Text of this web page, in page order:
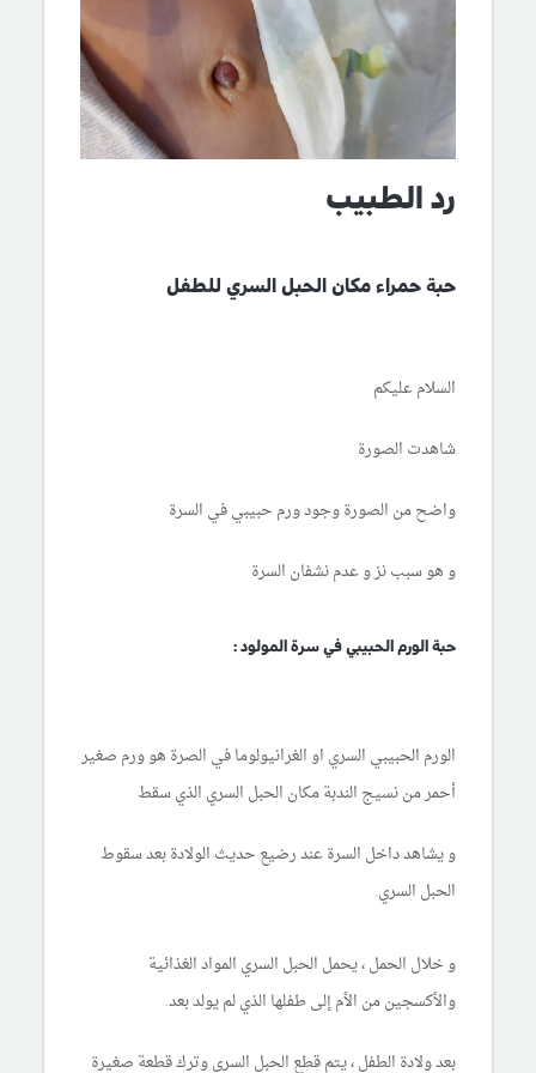
رد الطبيب
حبة حمراء مكان الحبل السري للطفل
السلام عليكم
شاهدت الصورة
واضح من الصورة وجود ورم حبيبي في السرة
و هو سبب نز و عدم نشفان السرة
حبة الورم الحبيبي في سرة المولود :
الورم الحبيبي السري او الغرانيولوما في الصرة هو ورم صغير
أحمر من نسيج الندبة مكان الحبل السري الذي سقط
و يشاهد داخل السرة عند رضيع حديث الولادة بعد سقوط
الحبل السري.
و خلال الحمل ، يحمل الحبل السري المواد الغذائية
والأكسجين من الأم إلى طفلها الذي لم يولد بعد.
بعد ولادة الطفل ، يتم قطع الحبل السري وترك قطعة صغيرة